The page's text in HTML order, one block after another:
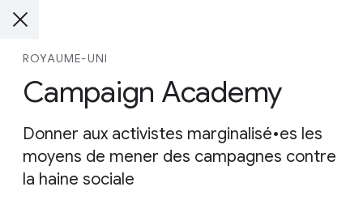
ROYAUME-UNI
Campaign Academy
Donner aux activistes marginalisé•es les
moyens de mener des campagnes contre
la haine sociale